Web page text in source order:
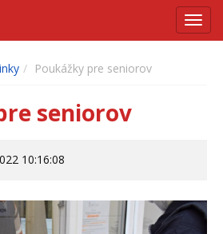
Poukážky pre seniorov
seniorov
10:16:08